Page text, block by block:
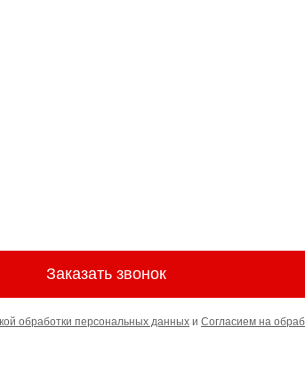
Заказать звонок
обработки персональных данных и Согласием на